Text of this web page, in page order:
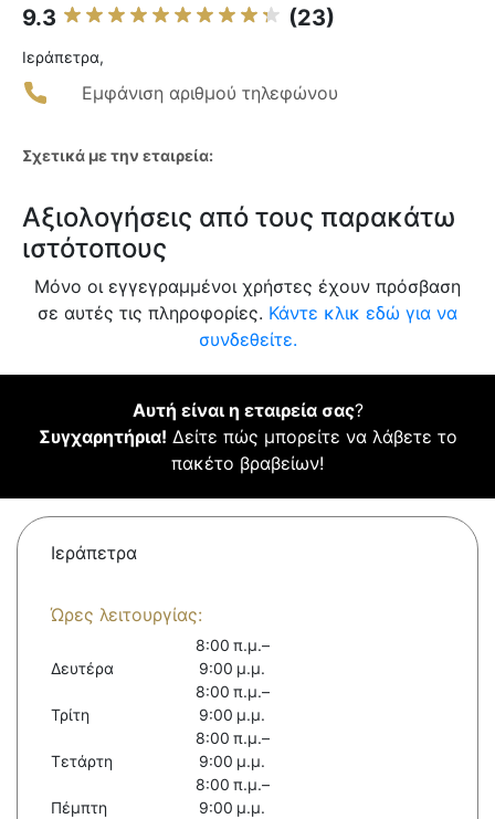
9.3 (23)
Ιεράπετρα,
Εμφάνιση αριθμού τηλεφώνου
Σχετικά με την εταιρεία:
Αξιολογήσεις από τους παρακάτω
ιστότοπους
Μόνο οι εγγεγραμμένοι χρήστες έχουν πρόσβαση
σε αυτές τις πληροφορίες. Κάντε κλικ εδώ για να
συνδεθείτε.
Αυτή είναι η εταιρεία σας?
Συγχαρητήρια! Δείτε πώς μπορείτε να λάβετε το
πακέτο βραβείων!
Ιεράπετρα
Ώρες λειτουργίας:
Δευτέρα
8:00 π.μ.–
9:00 μ.μ.
Τρίτη
8:00 π.μ.–
9:00 μ.μ.
Τετάρτη
8:00 π.μ.–
9:00 μ.μ.
Πέμπτη
8:00 π.μ.–
9:00 μ.μ.